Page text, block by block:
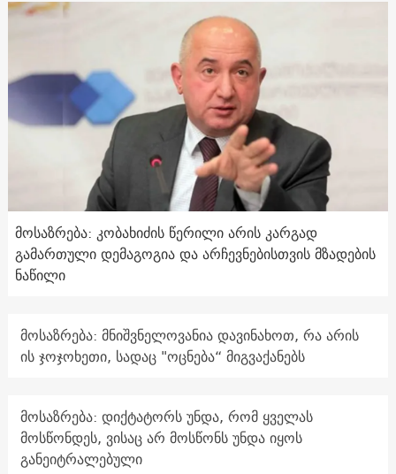
მოსაზრება: კობახიძის წერილი არის კარგად
გამართული დემაგოგია და არჩევნებისთვის მზადების
ნაწილი
მოსაზრება: მნიშვნელოვანია დავინახოთ, რა არის
ის ჯოჯოხეთი, სადაც "ოცნება“ მიგვაქანებს
მოსაზრება: დიქტატორს უნდა, რომ ყველას
მოსწონდეს, ვისაც არ მოსწონს უნდა იყოს
განეიტრალებული